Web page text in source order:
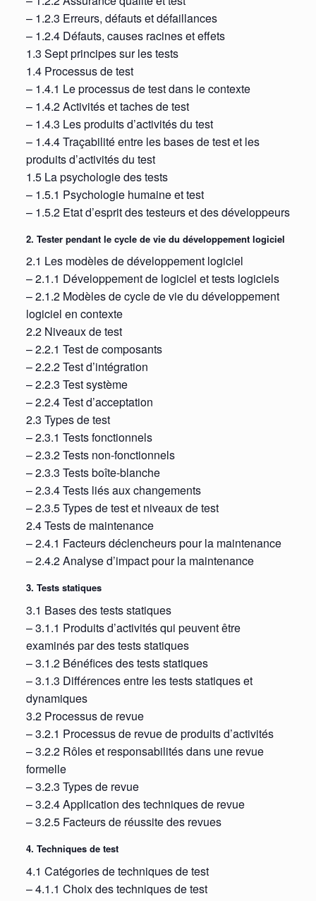
– 1.2.3 Erreurs, défauts et défaillances
– 1.2.4 Défauts, causes racines et effets
1.3 Sept principes sur les tests
1.4 Processus de test
– 1.4.1 Le processus de test dans le contexte
– 1.4.2 Activités et taches de test
– 1.4.3 Les produits d’activités du test
– 1.4.4 Traçabilité entre les bases de test et les
produits d’activités du test
1.5 La psychologie des tests
– 1.5.1 Psychologie humaine et test
– 1.5.2 Etat d’esprit des testeurs et des développeurs
2. Tester pendant le cycle de vie du développement logiciel
2.1 Les modèles de développement logiciel
– 2.1.1 Développement de logiciel et tests logiciels
– 2.1.2 Modèles de cycle de vie du développement
logiciel en contexte
2.2 Niveaux de test
– 2.2.1 Test de composants
– 2.2.2 Test d’intégration
– 2.2.3 Test système
– 2.2.4 Test d’acceptation
2.3 Types de test
– 2.3.1 Tests fonctionnels
– 2.3.2 Tests non-fonctionnels
– 2.3.3 Tests boîte-blanche
– 2.3.4 Tests liés aux changements
– 2.3.5 Types de test et niveaux de test
2.4 Tests de maintenance
– 2.4.1 Facteurs déclencheurs pour la maintenance
– 2.4.2 Analyse d’impact pour la maintenance
3. Tests statiques
3.1 Bases des tests statiques
– 3.1.1 Produits d’activités qui peuvent être
examinés par des tests statiques
– 3.1.2 Bénéfices des tests statiques
– 3.1.3 Différences entre les tests statiques et
dynamiques
3.2 Processus de revue
– 3.2.1 Processus de revue de produits d’activités
– 3.2.2 Rôles et responsabilités dans une revue
formelle
– 3.2.3 Types de revue
– 3.2.4 Application des techniques de revue
– 3.2.5 Facteurs de réussite des revues
4. Techniques de test
4.1 Catégories de techniques de test
– 4.1.1 Choix des techniques de test